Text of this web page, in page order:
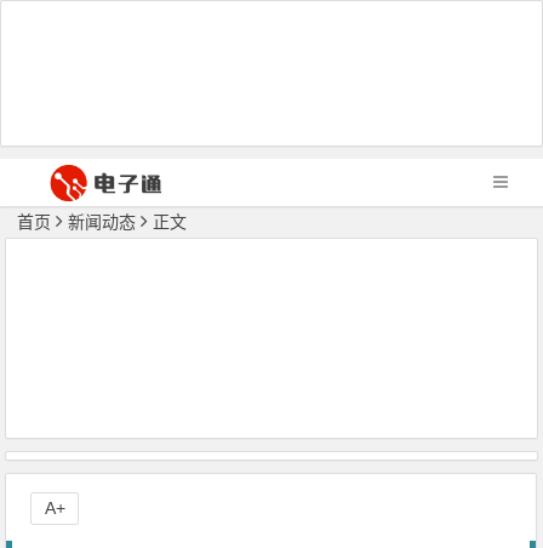
首页 新闻动态 正文
A+